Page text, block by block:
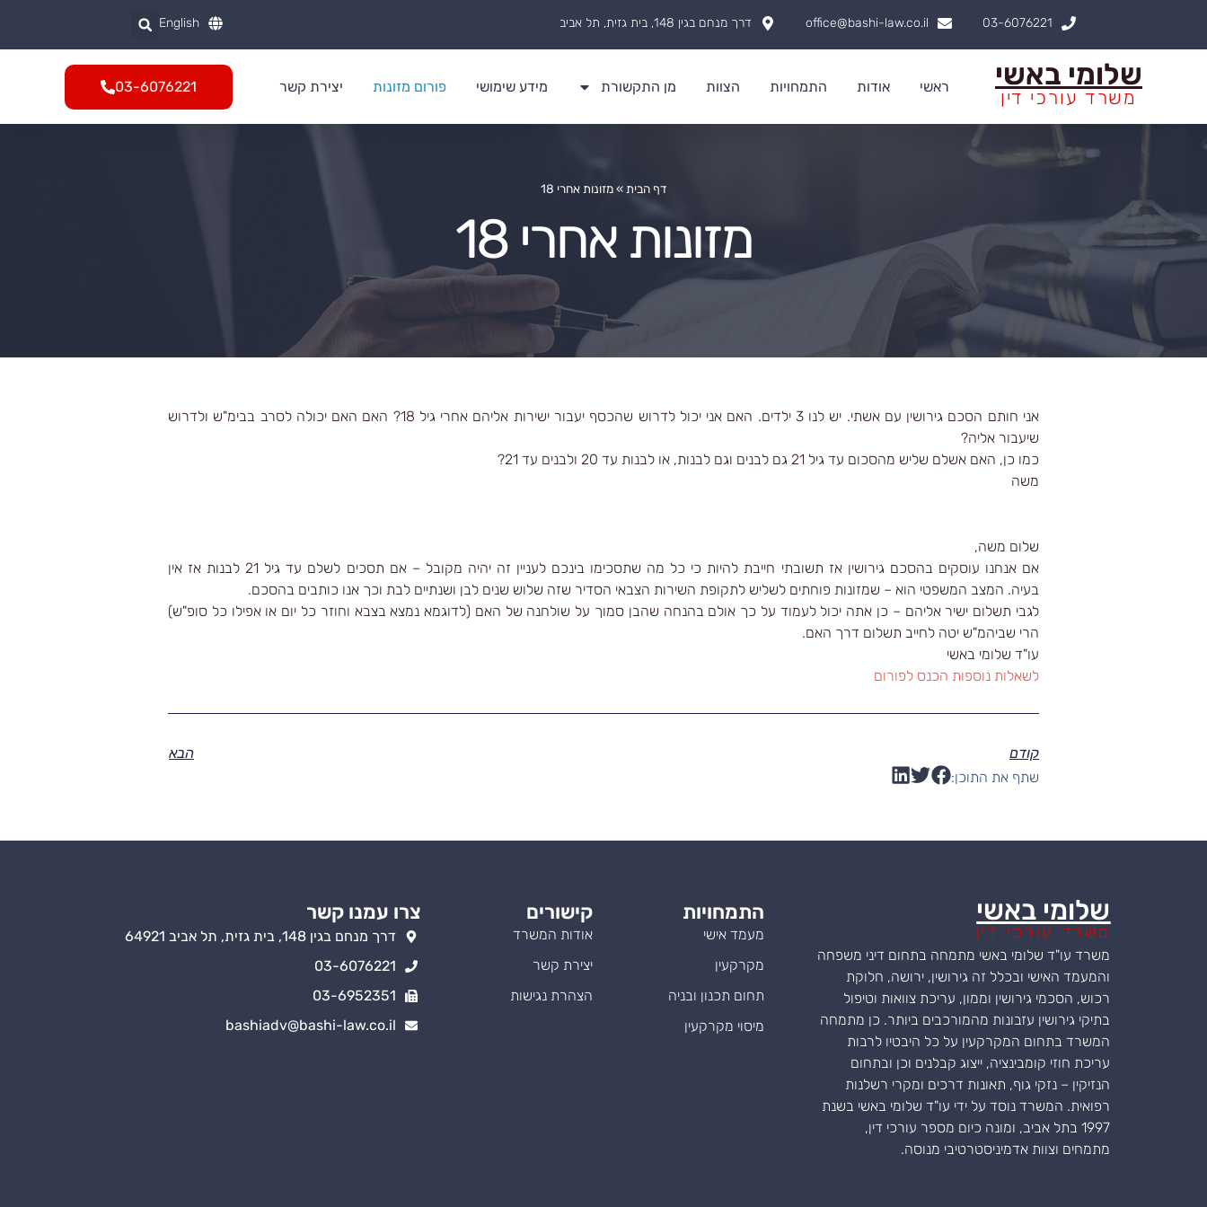
03-6076221
office@bashi-law.co.il דרך מנחם בגין 148, בית גזית, תל אביב English
שלומי באשי
משרד עורכי דין ראשי אודות התמחויות הצוות מן התקשורת מידע שימושי פורום מזונות יצירת קשר 03-6076221
דף הבית »מזונות אחרי 18
מזונות אחרי 18
אני חותם הסכם גירושין עם אשתי. יש לנו 3 ילדים. האם אני יכול לדרוש שהכסף יעבור ישירות אליהם אחרי גיל 18? האם האם יכולה לסרב בבימ"ש ולדרוש
שיעבור אליה?
כמו כן, האם אשלם שליש מהסכום עד גיל 21 גם לבנים וגם לבנות, או לבנות עד 20 ולבנים עד 21?
משה
שלום משה,
אם אנחנו עוסקים בהסכם גירושין אז תשובתי חייבת להיות כי כל מה שתסכימו בינכם לעניין זה יהיה מקובל – אם תסכים לשלם עד גיל 21 לבנות אז אין
בעיה. המצב המשפטי הוא – שמזונות פוחתים לשליש לתקופת השירות הצבאי הסדיר שזה שלוש שנים לבן ושנתיים לבת וכך אנו כותבים בהסכם.
לגבי תשלום ישיר אליהם – כן אתה יכול לעמוד על כך אולם בהנחה שהבן סמוך על שולחנה של האם (לדוגמא נמצא בצבא וחוזר כל יום או אפילו כל סופ"ש)
הרי שביהמ"ש יטה לחייב תשלום דרך האם.
עו"ד שלומי באשי
לשאלות נוספות הכנס לפורום
קודם
הבא
שתף את התוכן:
שלומי באשי
משרד עורכי דין
משרד עו"ד שלומי באשי מתמחה בתחום דיני משפחה
והמעמד האישי ובכלל זה גירושין, ירושה, חלוקת
רכוש, הסכמי גירושין וממון, עריכת צוואות וטיפול
בתיקי גירושין עזבונות מהמורכבים ביותר. כן מתמחה
המשרד בתחום המקרקעין על כל היבטיו לרבות
עריכת חוזי קומבינציה, ייצוג קבלנים וכן ובתחום
הנזיקין – נזקי גוף, תאונות דרכים ומקרי רשלנות
רפואית. המשרד נוסד על ידי עו"ד שלומי באשי בשנת
1997 בתל אביב, ומונה כיום מספר עורכי דין,
מתמחים וצוות אדמיניסטרטיבי מנוסה.
התמחויות
מעמד אישי
מקרקעין
תחום תכנון ובניה
מיסוי מקרקעין
קישורים
אודות המשרד
יצירת קשר
הצהרת נגישות
צרו עמנו קשר
דרך מנחם בגין 148, בית גזית, תל אביב 64921
03-6076221
03-6952351
bashiadv@bashi-law.co.il